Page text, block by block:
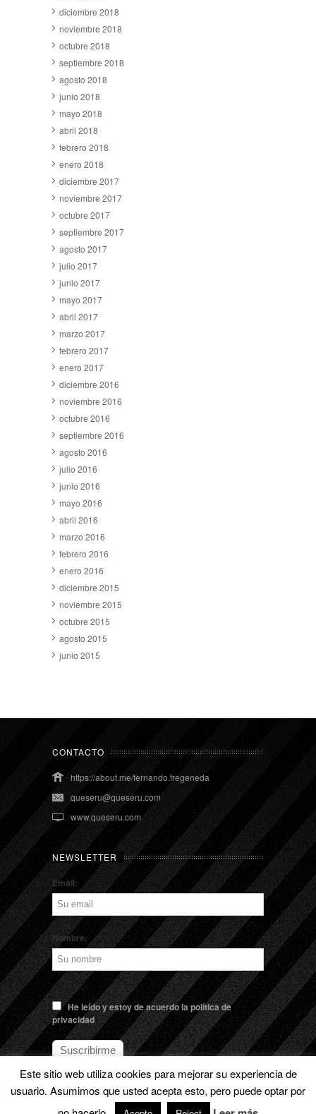
diciembre 2018
noviembre 2018
octubre 2018
septiembre 2018
agosto 2018
junio 2018
mayo 2018
abril 2018
febrero 2018
enero 2018
diciembre 2017
noviembre 2017
octubre 2017
septiembre 2017
agosto 2017
julio 2017
junio 2017
mayo 2017
abril 2017
marzo 2017
febrero 2017
enero 2017
diciembre 2016
noviembre 2016
octubre 2016
septiembre 2016
agosto 2016
julio 2016
junio 2016
mayo 2016
abril 2016
marzo 2016
febrero 2016
enero 2016
diciembre 2015
noviembre 2015
octubre 2015
agosto 2015
junio 2015
CONTACTO
https://about.me/fernando.fregeneda
queseru@queseru.com
www.queseru.com
NEWSLETTER
Email:
Nombre:
He leído y estoy de acuerdo la política de
privacidad
© EL QUESERU. Cheese Man |Aviso legal
Este sitio web utiliza cookies para mejorar su experiencia de
usuario. Asumimos que usted acepta esto, pero puede optar por